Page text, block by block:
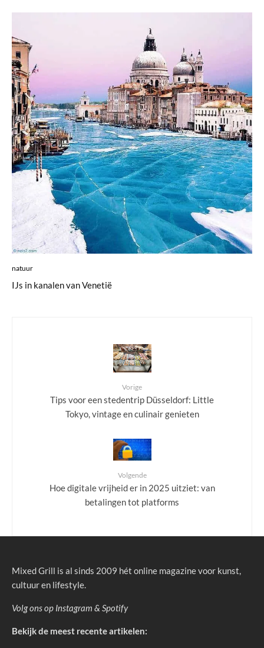
natuur
IJs in kanalen van Venetië
Vorige
Tips voor een stedentrip Düsseldorf: Little
Tokyo, vintage en culinair genieten
Volgende
Hoe digitale vrijheid er in 2025 uitziet: van
betalingen tot platforms
Mixed Grill is al sinds 2009 hét online magazine voor kunst,
cultuur en lifestyle.
Volg ons op Instagram & Spotify
Bekijk de meest recente artikelen: